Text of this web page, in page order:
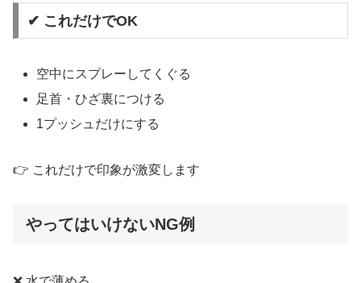
✔ これだけでOK
空中にスプレーしてくぐる
足首・ひざ裏につける
1プッシュだけにする
👉 これだけで印象が激変します
やってはいけないNG例